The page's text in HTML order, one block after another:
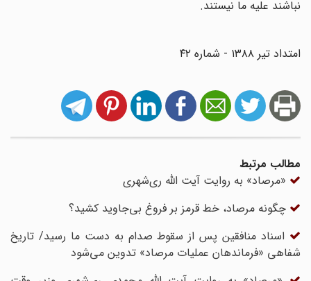
نباشند علیه ما نیستند.
امتداد تیر ۱۳۸۸ - شماره ۴۲
مطالب مرتبط
«مرصاد» به روایت آیت الله ری‌شهری
چگونه مرصاد، خط قرمز بر فروغ بی‌جاوید کشید؟
اسناد منافقین پس از سقوط صدام به دست ما رسید/ تاریخ
شفاهی «فرماندهان عملیات مرصاد» تدوین می‌شود